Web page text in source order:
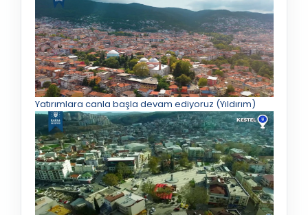
Yatırımlara canla başla devam ediyoruz (Yıldırım)